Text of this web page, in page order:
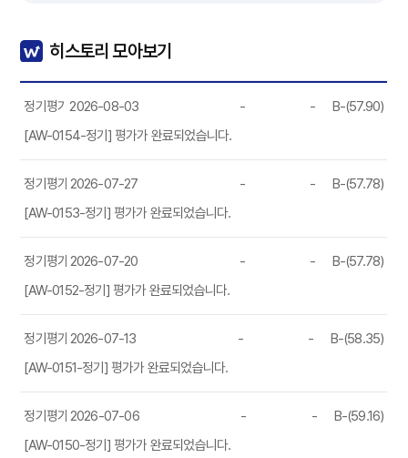
히스토리 모아보기
정기평가 2026-08-03 - -
B-(57.90)
[AW-0154-정기] 평가가 완료되었습니다.
정기평가 2026-07-27 - -
B-(57.78)
[AW-0153-정기] 평가가 완료되었습니다.
정기평가 2026-07-20 - -
B-(57.78)
[AW-0152-정기] 평가가 완료되었습니다.
정기평가 2026-07-13 - -
B-(58.35)
[AW-0151-정기] 평가가 완료되었습니다.
정기평가 2026-07-06 - -
B-(59.16)
[AW-0150-정기] 평가가 완료되었습니다.